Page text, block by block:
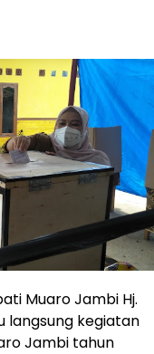
Muaro Jambi Hj.
langsung kegiatan
Jambi tahun